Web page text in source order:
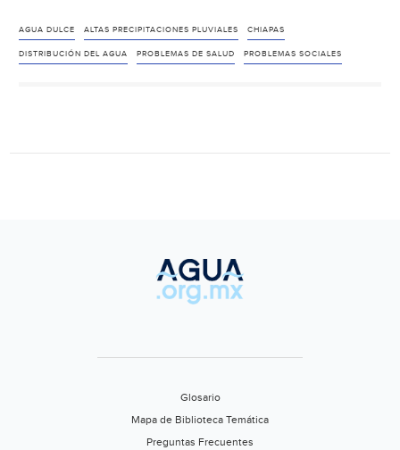
30%
del
sus
habitantes
tienen
AGUA DULCE ALTAS PRECIPITACIONES PLUVIALES CHIAPAS
DISTRIBUCIÓN DEL AGUA PROBLEMAS DE SALUD PROBLEMAS SOCIALES
Glosario
Mapa de Biblioteca Temática
Preguntas Frecuentes